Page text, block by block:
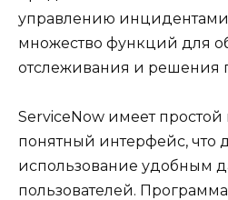
управлению инцидентами
множество функций для
отслеживания и решения
ServiceNow имеет
понятный интерфейс, что
использование удобным
пользователей.